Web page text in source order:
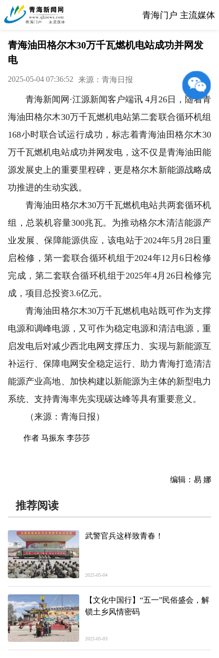
青海门户 主流媒体
青海油田格尔木30万千瓦燃机电站成功并网发
电
2025-05-04 07:36:52 来源：青海日报
青海新闻网·江源新闻客户端讯 4月26日，随着青
海油田格尔木30万千瓦燃机电站第二套联合循环机组
168小时联合试运行成功，标志着青海油田格尔木30
万千瓦燃机电站成功并网发电，这不仅是青海油田能
源发展史上的重要里程碑，更是格尔木新能源战略成
功推进的生动实践。
青海油田格尔木30万千瓦燃机电站共两套循环机
组，总装机容量300兆瓦。为推动格尔木清洁能源产
业发展、保障能源供应，该电站于2024年5月28日重
启检修，第一套联合循环机组于2024年12月6日检修
完成，第二套联合循环机组于2025年4月26日检修完
成，项目总投资3.6亿元。
青海油田格尔木30万千瓦燃机电站既可作为支撑
电源和调峰电源，又可作为稳定电源和清洁电源，重
启发电后对减少西北电网支撑压力、实现与新能源互
补运行、保障电网安全稳定运行、助力青海打造清洁
能源产业高地、加快构建以新能源为主体的新型电力
系统、支持青海率先实现碳达峰等具有重要意义。
（来源：青海日报）
作者 马振东 李莎莎
编辑：易 娜
推荐阅读
武警官兵这样致青春！
2025-05-04
【文化中国行】“五一”民俗盛会，解
锁土乡风情密码
2025-05-03